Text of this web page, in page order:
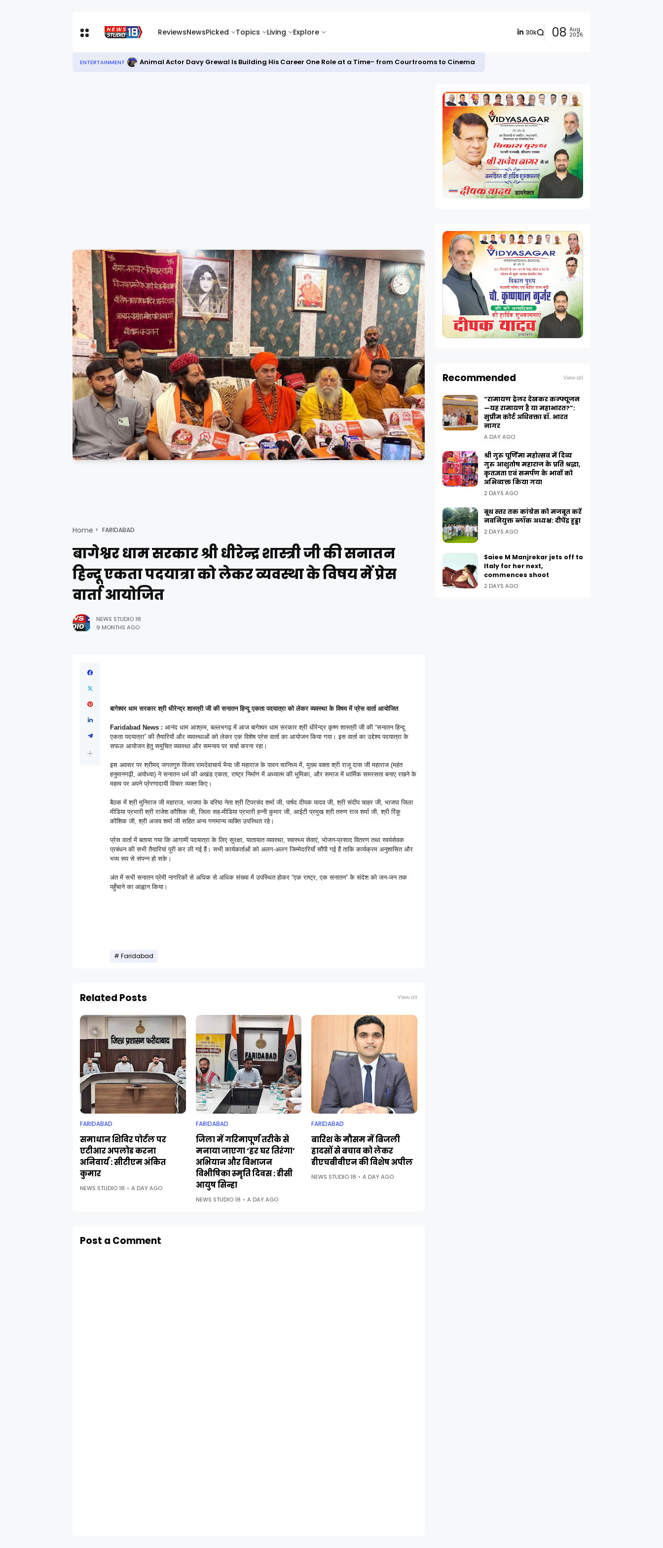
ReviewsNewsPicked Topics Living Explore 30k 08 Aug
2026
ENTERTAINMENT Animal Actor Davy Grewal Is Building His Career One Role at a Time- from Courtrooms to Cinema
Home FARIDABAD
बागेश्वर धाम सरकार श्री धीरेन्द्र शास्त्री जी की सनातन
हिन्दू एकता पदयात्रा को लेकर व्यवस्था के विषय में प्रेस
वार्ता आयोजित
NEWS STUDIO 18
9 MONTHS AGO
बागेश्वर धाम सरकार श्री धीरेन्द्र शास्त्री जी की सनातन हिन्दू एकता पदयात्रा को लेकर व्यवस्था के विषय में प्रेस वार्ता आयोजित
Faridabad News : आनंद धाम आश्रम, बल्लभगढ़ में आज बागेश्वर धाम सरकार श्री धीरेन्द्र कृष्ण शास्त्री जी की “सनातन हिन्दू
एकता पदयात्रा” की तैयारियों और व्यवस्थाओं को लेकर एक विशेष प्रेस वार्ता का आयोजन किया गया। इस वार्ता का उद्देश्य पदयात्रा के
सफल आयोजन हेतु समुचित व्यवस्था और समन्वय पर चर्चा करना रहा।
इस अवसर पर श्रीमद् जगतगुरु विजय रामदेवाचार्य भैया जी महाराज के पावन सानिध्य में, मुख्य वक्ता श्री राजू दास जी महाराज (महंत
हनुमानगढ़ी, अयोध्या) ने सनातन धर्म की अखंड एकता, राष्ट्र निर्माण में अध्यात्म की भूमिका, और समाज में धार्मिक समरसता बनाए रखने के
महत्व पर अपने प्रेरणादायी विचार व्यक्त किए।
बैठक में श्री मुनिराज जी महाराज, भाजपा के वरिष्ठ नेता श्री टिपरचंद शर्मा जी, पार्षद दीपक यादव जी, श्री संदीप चाहर जी, भाजपा जिला
मीडिया प्रभारी श्री राजेश कौशिक जी, जिला सह-मीडिया प्रभारी हन्नी कुमार जी, आईटी प्रमुख श्री तरुण राज शर्मा जी, श्री रिंकू
कौशिक जी, श्री अजय शर्मा जी सहित अन्य गणमान्य व्यक्ति उपस्थित रहे।
प्रेस वार्ता में बताया गया कि आगामी पदयात्रा के लिए सुरक्षा, यातायात व्यवस्था, स्वास्थ्य सेवाएं, भोजन-प्रसाद वितरण तथा स्वयंसेवक
प्रबंधन की सभी तैयारियां पूरी कर ली गई हैं। सभी कार्यकर्ताओं को अलग-अलग जिम्मेदारियाँ सौंपी गई हैं ताकि कार्यक्रम अनुशासित और
भव्य रूप से संपन्न हो सके।
अंत में सभी सनातन प्रेमी नागरिकों से अधिक से अधिक संख्या में उपस्थित होकर “एक राष्ट्र, एक सनातन” के संदेश को जन-जन तक
पहुँचाने का आह्वान किया।
Faridabad
Related Posts View all
FARIDABAD
समाधान शिविर पोर्टल पर
एटीआर अपलोड करना
अनिवार्य : सीटीएम अंकित
कुमार
NEWS STUDIO 18 A DAY AGO
FARIDABAD
जिला में गरिमापूर्ण तरीके से
मनाया जाएगा ‘हर घर तिरंगा’
अभियान और विभाजन
विभीषिका स्मृति दिवस : डीसी
आयुष सिन्हा
NEWS STUDIO 18 A DAY AGO
FARIDABAD
बारिश के मौसम में बिजली
हादसों से बचाव को लेकर
डीएचबीवीएन की विशेष अपील
NEWS STUDIO 18 A DAY AGO
Post a Comment
Recommended View all
“रामायण ट्रेलर देखकर कन्फ्यूजन
—यह रामायण है या महाभारत?”:
सुप्रीम कोर्ट अधिवक्ता डॉ. भारत
नागर
A DAY AGO
श्री गुरु पूर्णिमा महोत्सव में दिव्य
गुरु आशुतोष महाराज के प्रति श्रद्धा,
कृतज्ञता एवं समर्पण के भावों को
अभिव्यक्त किया गया
2 DAYS AGO
बूथ स्तर तक कांग्रेस को मजबूत करें
नवनियुक्त ब्लॉक अध्यक्ष: दीपेंद्र हुड्डा
2 DAYS AGO
Saiee M Manjrekar jets off to
Italy for her next,
commences shoot
2 DAYS AGO